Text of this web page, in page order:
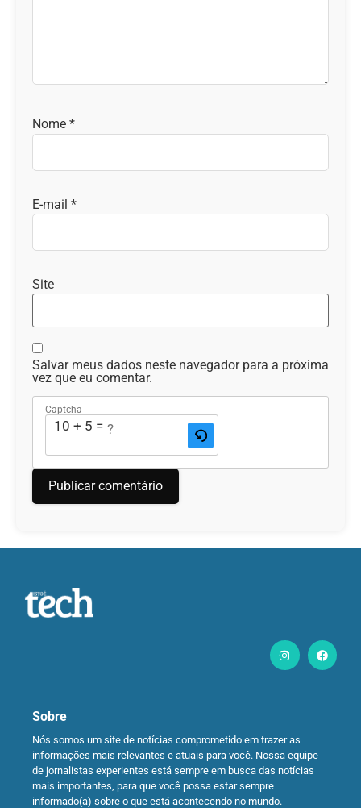
Nome *
E-mail *
Site
Salvar meus dados neste navegador para a próxima
vez que eu comentar.
Captcha
10 + 5 = ?
Sobre
Nós somos um site de notícias comprometido em trazer as
informações mais relevantes e atuais para você. Nossa equipe
de jornalistas experientes está sempre em busca das notícias
mais importantes, para que você possa estar sempre
informado(a) sobre o que está acontecendo no mundo.